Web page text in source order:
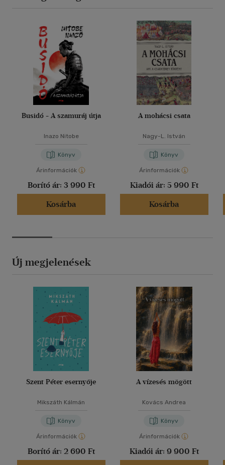
Busidó - A szamuráj útja
Inazo Nitobe
Könyv
Árinformációk
Borító ár: 3 990 Ft
Kosárba
A mohácsi csata
Nagy-L. István
Könyv
Árinformációk
Kiadói ár: 5 990 Ft
Kosárba
Új megjelenések
Szent Péter esernyője
Mikszáth Kálmán
Könyv
Árinformációk
Borító ár: 2 690 Ft
A vízesés mögött
Kovács Andrea
Könyv
Árinformációk
Kiadói ár: 9 900 Ft